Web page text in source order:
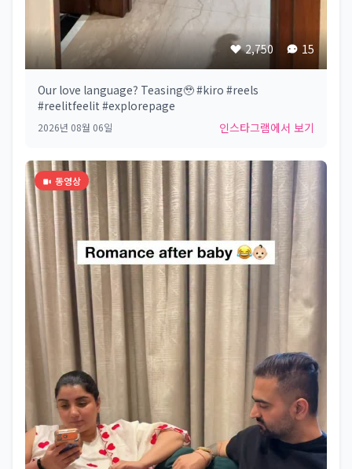
2,750 15
Our love language? Teasing🥹 #kiro #reels
#reelitfeelit #explorepage
2026년 08월 06일 인스타그램에서 보기
동영상